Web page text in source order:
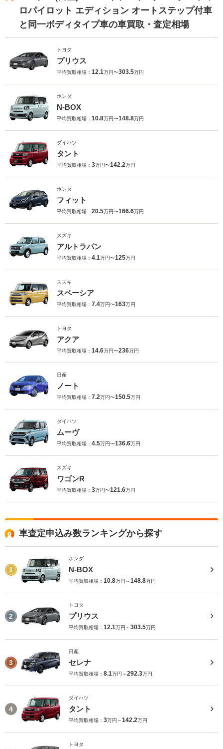
ロパイロット エディション オートステップ付車
と同一ボディタイプ車の車買取・査定相場
トヨタ
プリウス
平均買取相場： 12.1万円〜303.5万円
ホンダ
N-BOX
平均買取相場： 10.8万円〜148.8万円
ダイハツ
タント
平均買取相場： 3万円〜142.2万円
ホンダ
フィット
平均買取相場： 20.5万円〜166.6万円
スズキ
アルトラパン
平均買取相場： 4.1万円〜125万円
スズキ
スペーシア
平均買取相場： 7.4万円〜163万円
トヨタ
アクア
平均買取相場： 14.6万円〜236万円
日産
ノート
平均買取相場： 7.2万円〜150.5万円
ダイハツ
ムーヴ
平均買取相場： 4.5万円〜136.6万円
スズキ
ワゴンR
平均買取相場： 3万円〜121.6万円
車査定申込み数ランキングから探す
1
ホンダ
N-BOX
平均買取相場： 10.8万円～148.8万円
2
トヨタ
プリウス
平均買取相場： 12.1万円～303.5万円
3
日産
セレナ
平均買取相場： 8.1万円～292.3万円
4
ダイハツ
タント
平均買取相場： 3万円～142.2万円
トヨタ